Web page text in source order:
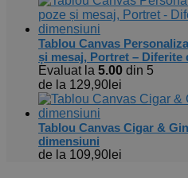
Tablou Canvas
și mesaj, Portret – Diferite
Evaluat la 5.00 din 5
de la 129,90 lei
Tablou Canvas Cigar &
dimensiuni
de la 109,90 lei